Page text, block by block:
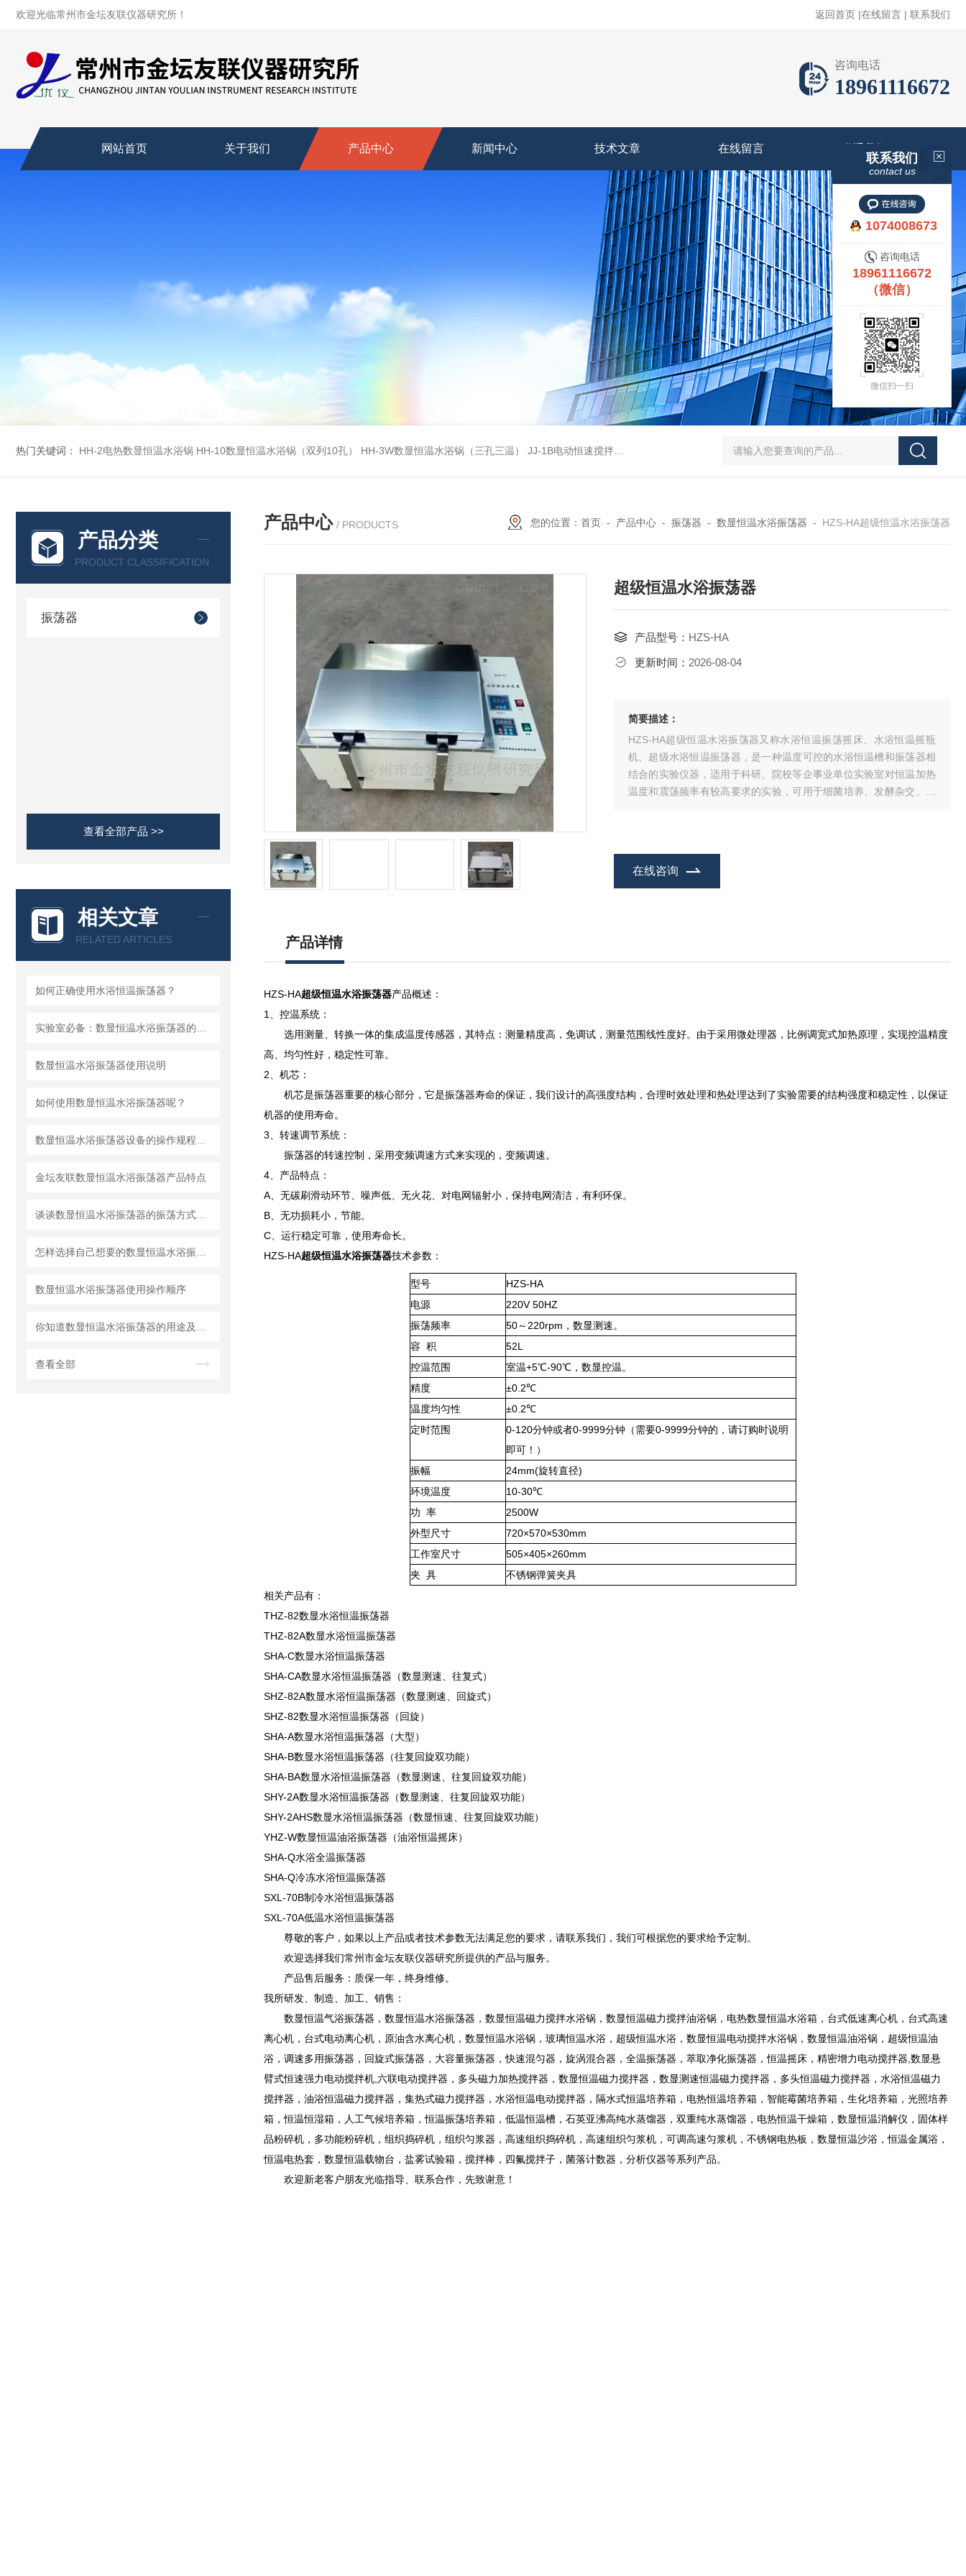
欢迎光临常州市金坛友联仪器研究所！ 返回首页 |在线留言 | 联系我们
咨询电话
18961116672
网站首页 关于我们 产品中心 新闻中心 技术文章 在线留言 联系我们
热门关键词： HH-2电热数显恒温水浴锅 HH-10数显恒温水浴锅（双列10孔） HH-3W数显恒温水浴锅（三孔三温） JJ-1B电动恒速搅拌器 SHZ-D（Ⅲ）循环水式多用真空泵厂家价格 XK97-A菌落计数器生产厂家
产品分类
PRODUCT CLASSIFICATION
振荡器
查看全部产品 >>
相关文章
RELATED ARTICLES
如何正确使用水浴恒温振荡器？
数显恒温水浴振荡器使用说明
如何使用数显恒温水浴振荡器呢？
金坛友联数显恒温水浴振荡器产品特点
数显恒温水浴振荡器使用操作顺序
查看全部
产品中心 / PRODUCTS 您的位置： 首页 - 产品中心 - 振荡器 - 数显恒温水浴振荡器 - HZS-HA超级恒温水浴振荡器
超级恒温水浴振荡器
产品型号： HZS-HA
更新时间： 2026-08-04
简要描述：
HZS-HA超级恒温水浴振荡器又称水浴恒温振荡摇床、水浴恒温摇瓶
机、超级水浴恒温振荡器，是一种温度可控的水浴恒温槽和振荡器相
结合的实验仪器，适用于科研、院校等企事业单位实验室对恒温加热
温度和震荡频率有较高要求的实验，可用于细菌培养、发酵杂交、生
在线咨询
产品详情
HZS-HA超级恒温水浴振荡器产品概述：
1、控温系统：
选用测量、转换一体的集成温度传感器，其特点：测量精度高，免调试，测量范围线性度好。由于采用微处理器，比例调宽式加热原理，实现控温精度
高、均匀性好，稳定性可靠。
2、机芯：
机芯是振荡器重要的核心部分，它是振荡器寿命的保证，我们设计的高强度结构，合理时效处理和热处理达到了实验需要的结构强度和稳定性，以保证
机器的使用寿命。
3、转速调节系统：
振荡器的转速控制，采用变频调速方式来实现的，变频调速。
4、产品特点：
A、无碳刷滑动环节、噪声低、无火花、对电网辐射小，保持电网清洁，有利环保。
B、无功损耗小，节能。
C、运行稳定可靠，使用寿命长。
HZS-HA超级恒温水浴振荡器技术参数：
型号
HZS-HA
电源
220V 50HZ
振荡频率
50～220rpm，数显测速。
容 积
52L
控温范围
室温+5℃-90℃，数显控温。
精度
±0.2℃
温度均匀性
±0.2℃
定时范围
0-120分钟或者0-9999分钟（需要0-9999分钟的，请订购时说明
即可！）
振幅
24mm(旋转直径)
环境温度
10-30℃
功 率
2500W
外型尺寸
720×570×530mm
工作室尺寸
505×405×260mm
夹 具
不锈钢弹簧夹具
相关产品有：
THZ-82数显水浴恒温振荡器
THZ-82A数显水浴恒温振荡器
SHA-C数显水浴恒温振荡器
SHA-CA数显水浴恒温振荡器（数显测速、往复式）
SHZ-82A数显水浴恒温振荡器（数显测速、回旋式）
SHZ-82数显水浴恒温振荡器（回旋）
SHA-A数显水浴恒温振荡器（大型）
SHA-B数显水浴恒温振荡器（往复回旋双功能）
SHA-BA数显水浴恒温振荡器（数显测速、往复回旋双功能）
SHY-2A数显水浴恒温振荡器（数显测速、往复回旋双功能）
SHY-2AHS数显水浴恒温振荡器（数显恒速、往复回旋双功能）
YHZ-W数显恒温油浴振荡器（油浴恒温摇床）
SHA-Q水浴全温振荡器
SHA-Q冷冻水浴恒温振荡器
SXL-70B制冷水浴恒温振荡器
SXL-70A低温水浴恒温振荡器
尊敬的客户，如果以上产品或者技术参数无法满足您的要求，请联系我们，我们可根据您的要求给予定制。
欢迎选择我们常州市金坛友联仪器研究所提供的产品与服务。
产品售后服务：质保一年，终身维修。
我所研发、制造、加工、销售：
数显恒温气浴振荡器，数显恒温水浴振荡器，数显恒温磁力搅拌水浴锅，数显恒温磁力搅拌油浴锅，电热数显恒温水浴箱，台式低速离心机，台式高速
离心机，台式电动离心机，原油含水离心机，数显恒温水浴锅，玻璃恒温水浴，超级恒温水浴，数显恒温电动搅拌水浴锅，数显恒温油浴锅，超级恒温油
浴，调速多用振荡器，回旋式振荡器，大容量振荡器，快速混匀器，旋涡混合器，全温振荡器，萃取净化振荡器，恒温摇床，精密增力电动搅拌器,数显悬
臂式恒速强力电动搅拌机,六联电动搅拌器，多头磁力加热搅拌器，数显恒温磁力搅拌器，数显测速恒温磁力搅拌器，多头恒温磁力搅拌器，水浴恒温磁力
搅拌器，油浴恒温磁力搅拌器，集热式磁力搅拌器，水浴恒温电动搅拌器，隔水式恒温培养箱，电热恒温培养箱，智能霉菌培养箱，生化培养箱，光照培养
箱，恒温恒湿箱，人工气候培养箱，恒温振荡培养箱，低温恒温槽，石英亚沸高纯水蒸馏器，双重纯水蒸馏器，电热恒温干燥箱，数显恒温消解仪，固体样
品粉碎机，多功能粉碎机，组织捣碎机，组织匀浆器，高速组织捣碎机，高速组织匀浆机，可调高速匀浆机，不锈钢电热板，数显恒温沙浴，恒温金属浴，
恒温电热套，数显恒温载物台，盐雾试验箱，搅拌棒，四氟搅拌子，菌落计数器，分析仪器等系列产品。
欢迎新老客户朋友光临指导、联系合作，先致谢意！
联系我们
contact us
1074008673
咨询电话
18961116672
（微信）
微信扫一扫